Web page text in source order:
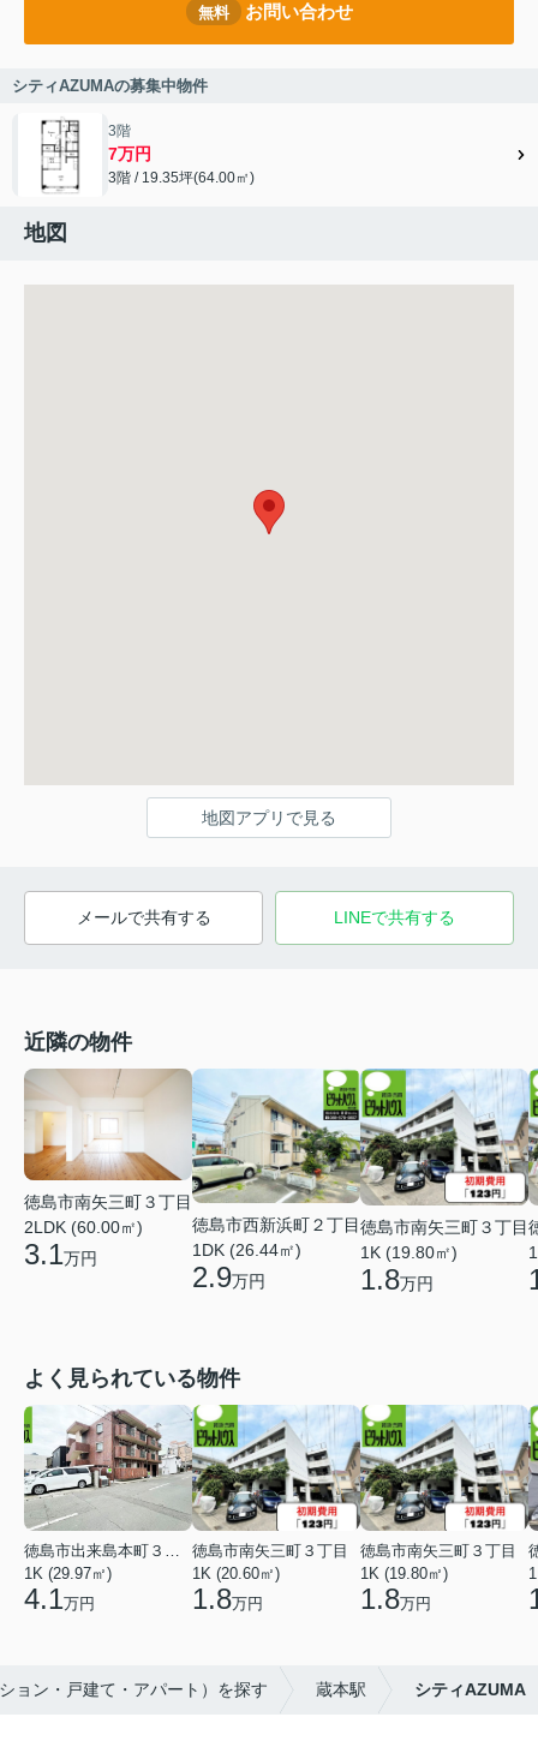
無料 お問い合わせ
シティAZUMAの募集中物件
3階
7万円
3階 / 19.35坪(64.00㎡)
地図
地図アプリで見る
メールで共有する LINEで共有する
近隣の物件
徳島市南矢三町３丁目
2LDK (60.00㎡)
3.1万円
徳島市西新浜町２丁目
1DK (26.44㎡)
2.9万円
徳島市南矢三町３丁目
1K (19.80㎡)
1.8万円
よく見られている物件
1K (29.97㎡)
4.1万円
徳島市南矢三町３丁目
1K (20.60㎡)
1.8万円
徳島市南矢三町３丁目
1K (19.80㎡)
1.8万円
ョン・戸建て・アパート）を探す 蔵本駅 シティAZUMA